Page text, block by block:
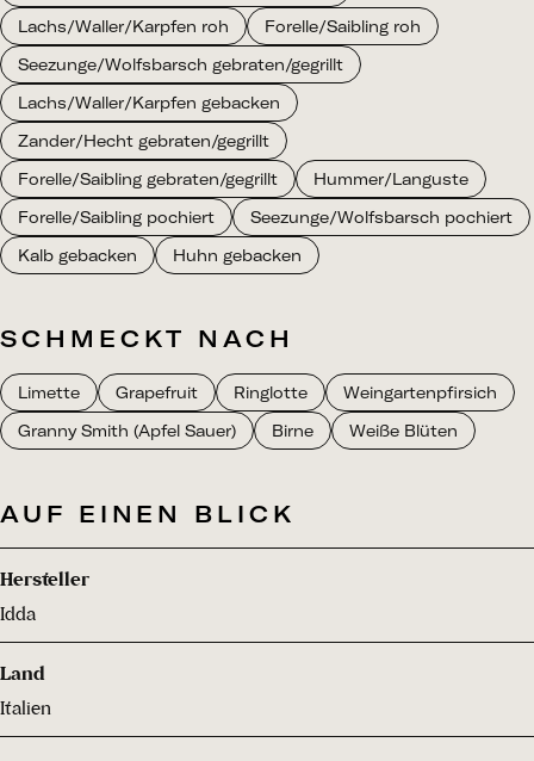
Lachs/Waller/Karpfen roh
Forelle/Saibling roh
Seezunge/Wolfsbarsch gebraten/gegrillt
Lachs/Waller/Karpfen gebacken
Zander/Hecht gebraten/gegrillt
Forelle/Saibling gebraten/gegrillt
Hummer/Languste
Forelle/Saibling pochiert
Seezunge/Wolfsbarsch pochiert
Kalb gebacken
Huhn gebacken
SCHMECKT NACH
Limette Grapefruit Ringlotte
Weingartenpfirsich
Granny Smith (Apfel Sauer)
Birne Weiße Blüten
AUF EINEN BLICK
Hersteller
Idda
Land
Italien